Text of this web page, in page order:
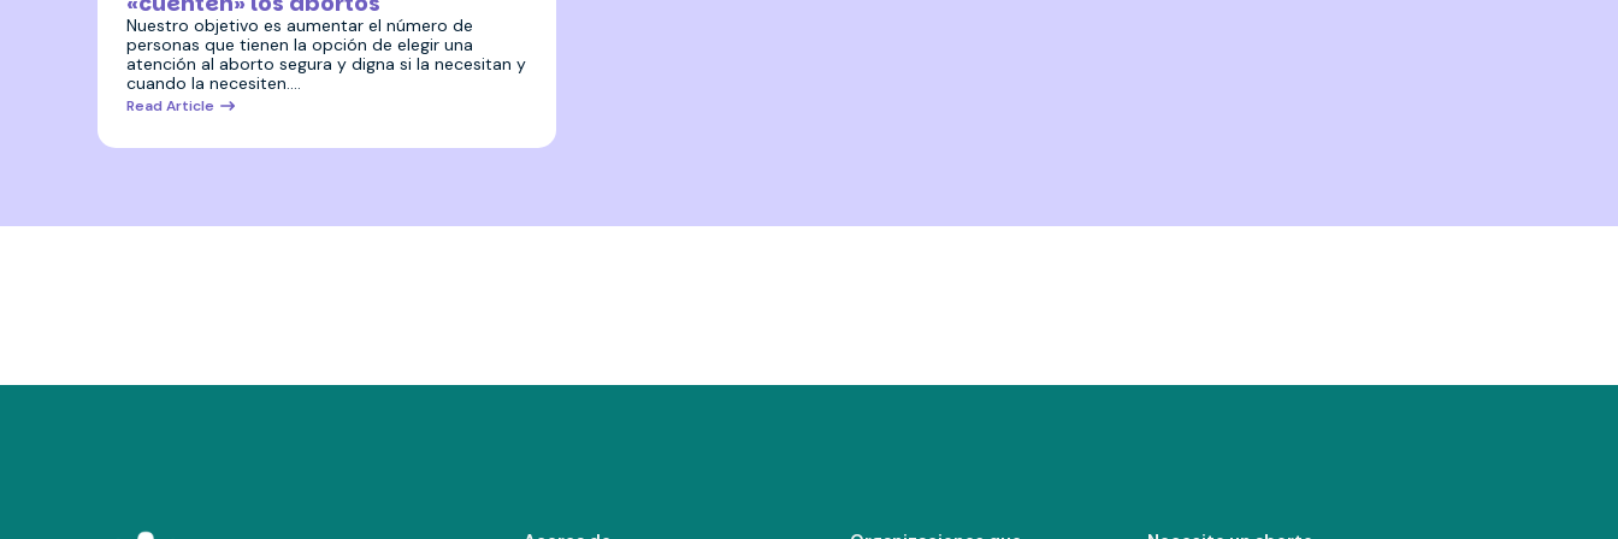
Nuestro objetivo es aumentar el número de
personas que tienen la opción de elegir una
atención al aborto segura y digna si la necesitan y
cuando la necesiten.…
Read Article